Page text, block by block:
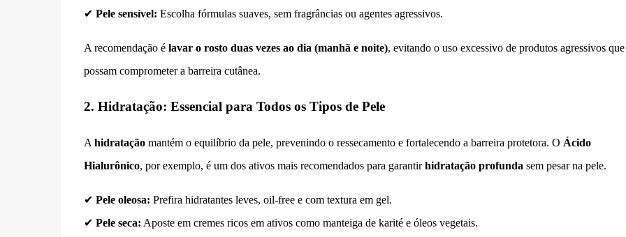
✔ Pele sensível: Escolha fórmulas suaves, sem fragrâncias ou agentes agressivos.
A recomendação é lavar o rosto duas vezes ao dia (manhã e noite), evitando o uso excessivo de produtos agressivos que
possam comprometer a barreira cutânea.
2. Hidratação: Essencial para Todos os Tipos de Pele
A hidrataçãomantém o equilíbrio da pele, prevenindo o ressecamento e fortalecendo a barreira protetora. O Ácido
Hialurônico, por exemplo, é um dos ativos mais recomendados para garantirhidratação profunda sem pesar na pele.
✔ Pele oleosa: Prefira hidratantes leves, oil-free e com textura em gel.
✔ Pele seca: Aposte em cremes ricos em ativos como manteiga de karité e óleos vegetais.